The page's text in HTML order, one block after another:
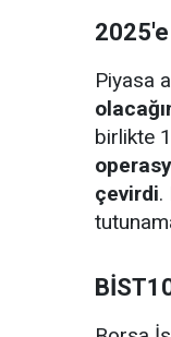
Piyasa
birlikte
çevirdi.